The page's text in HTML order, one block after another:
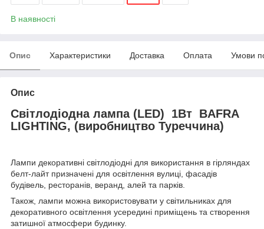
В наявності
Опис Характеристики Доставка Оплата Умови
Опис
Світлодіодна лампа (LED) 1Вт BAFRA
LIGHTING, (виробництво Туреччина)
Лампи декоративні світлодіодні для використання в гірляндах
белт-лайт призначені для освітлення вулиці, фасадів
будівель, ресторанів, веранд, алей та парків.
Також, лампи можна використовувати у світильниках для
декоративного освітлення усередині приміщень та створення
затишної атмосфери будинку.